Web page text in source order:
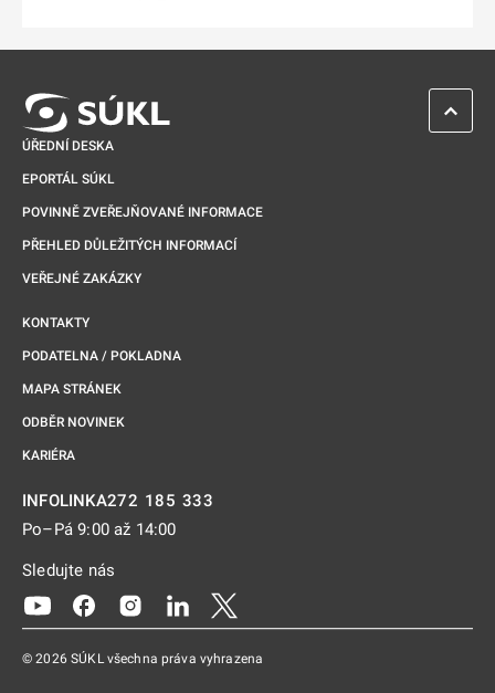
ÚŘEDNÍ DESKA
EPORTÁL SÚKL
POVINNĚ ZVEŘEJŇOVANÉ INFORMACE
PŘEHLED DŮLEŽITÝCH INFORMACÍ
VEŘEJNÉ ZAKÁZKY
KONTAKTY
PODATELNA / POKLADNA
MAPA STRÁNEK
ODBĚR NOVINEK
KARIÉRA
INFOLINKA272 185 333
Po–Pá 9:00 až 14:00
Sledujte nás
Odkaz se otevře na nové kartě
Odkaz se otevře na nové kartě
Odkaz se otevře na nové kartě
Odkaz se otevře na nové kartě
© 2026 SÚKL všechna práva vyhrazena
ZPĚT